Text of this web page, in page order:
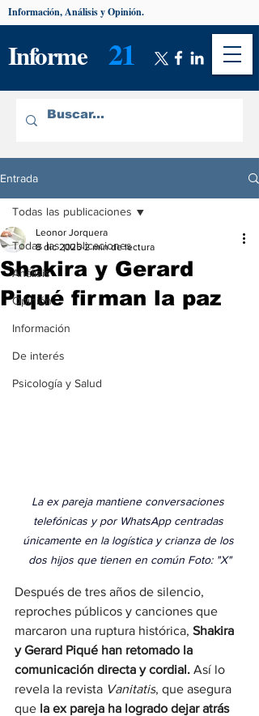
Informe 21
Información, Análisis y Opinión.
Entrada
Todas las publicaciones
Análisis
Opinión
Información
De interés
Psicología y Salud
Todas las publicaciones
Shakira y Gerard
Piqué firman la paz
Leonor Jorquera
8 dic 2025 2 min de lectura
La ex pareja mantiene conversaciones
telefónicas y por WhatsApp centradas
únicamente en la logística y crianza de los
dos hijos que tienen en común Foto: "X"
Después de tres años de silencio,
reproches públicos y canciones que
marcaron una ruptura histórica, Shakira
y Gerard Piqué han retomado la
comunicación directa y cordial. Así lo
revela la revista Vanitatis, que asegura
que la ex pareja ha logrado dejar atrás